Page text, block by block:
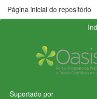
Página inicial do repositório
Suportado por